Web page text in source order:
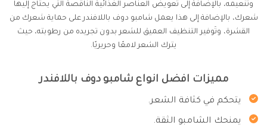
وتنعيمه، بالإضافة إلى تعويض العناصر الغذائية الناقصة التي يحتاج إليها
شعرك، بالإضافة إلى هذا يعمل شامبو دوف باللافندر على حماية شعرك من
القشرة، وتَوفير التنظيف العميق للشعر بدون تجريده من رطوبته، حيث
يترك الشعر لامعًا وحريريًا.
مميزات افضل انواع شامبو دوف باللافندر
يتحكم في كثافة الشعر.
يمنحك الشامبو الثقة.